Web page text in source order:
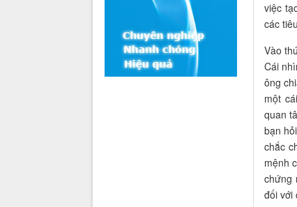
việc
các
Vào
Cái
ông
một
quan
bạn
chắc
mệnh
chứng
đối với